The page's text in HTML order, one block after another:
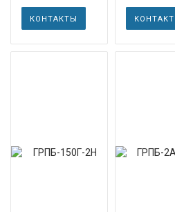
КОНТАКТЫ